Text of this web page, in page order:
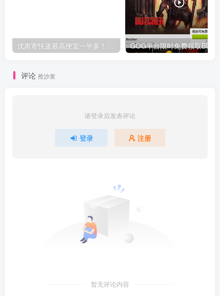
优惠寄快递最高便宜一半多！白鸽惠递
评论 抢沙发
请登录后发表评论
登录 注册
暂无评论内容